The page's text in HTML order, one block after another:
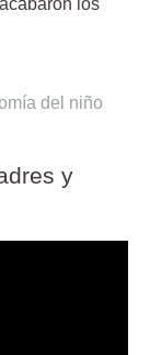
los
del niño
y